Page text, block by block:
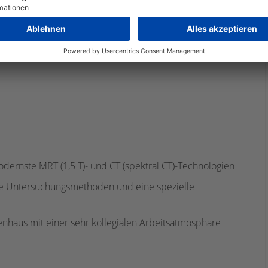
Teamgeist, Motivation, Verantwortungs- und
MRT (1,5 T)- und CT (spektral CT)-Technologien
Untersuchungsmethoden und eine spezielle
mit einer sehr kollegialen Arbeitsatmosphäre